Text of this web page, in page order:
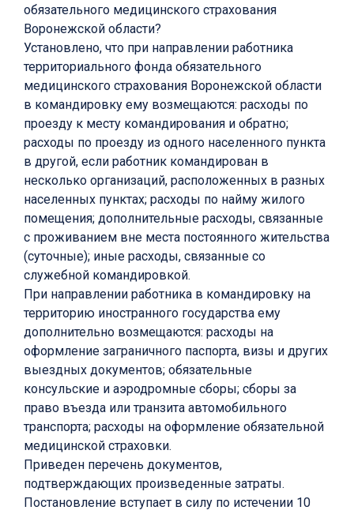
обязательного медицинского страхования
Воронежской области?
Установлено, что при направлении работника
территориального фонда обязательного
медицинского страхования Воронежской области
в командировку ему возмещаются: расходы по
проезду к месту командирования и обратно;
расходы по проезду из одного населенного пункта
в другой, если работник командирован в
несколько организаций, расположенных в разных
населенных пунктах; расходы по найму жилого
помещения; дополнительные расходы, связанные
с проживанием вне места постоянного жительства
(суточные); иные расходы, связанные со
служебной командировкой.
При направлении работника в командировку на
территорию иностранного государства ему
дополнительно возмещаются: расходы на
оформление заграничного паспорта, визы и других
выездных документов; обязательные
консульские и аэродромные сборы; сборы за
право въезда или транзита автомобильного
транспорта; расходы на оформление обязательной
медицинской страховки.
Приведен перечень документов,
подтверждающих произведенные затраты.
Постановление вступает в силу по истечении 10